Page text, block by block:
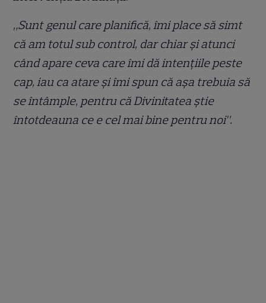
„Sunt genul care planifică, îmi place să simt
că am totul sub control, dar chiar și atunci
când apare ceva care îmi dă intențiile peste
cap, iau ca atare și îmi spun că așa trebuia să
se întâmple, pentru că Divinitatea știe
întotdeauna ce e cel mai bine pentru noi”.